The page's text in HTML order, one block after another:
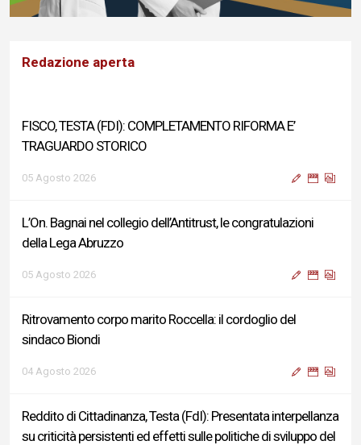
Redazione aperta
FISCO, TESTA (FDI): COMPLETAMENTO RIFORMA E’
TRAGUARDO STORICO
05 Agosto 2026
L’On. Bagnai nel collegio dell’Antitrust, le congratulazioni
della Lega Abruzzo
05 Agosto 2026
Ritrovamento corpo marito Roccella: il cordoglio del
sindaco Biondi
04 Agosto 2026
Reddito di Cittadinanza, Testa (FdI): Presentata interpellanza
su criticità persistenti ed effetti sulle politiche di sviluppo del